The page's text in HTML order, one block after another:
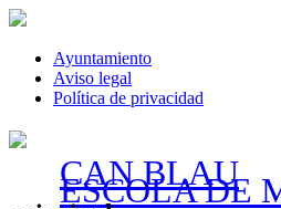
Ayuntamiento
Aviso legal
Política de privacidad
CAN BLAU
ESCOLA DE